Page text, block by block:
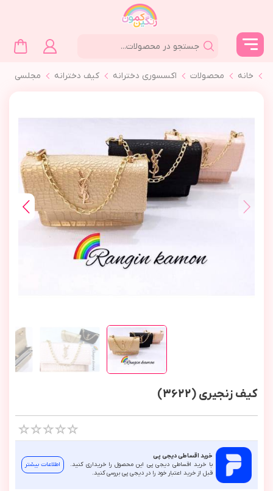
خانه محصولات اکسسوری دخترانه کیف دخترانه مجلسي
کیف زنجیری (3622)
خرید اقساطی دیجی پی
با خرید اقساطی دیجی پی این محصول را خریداری کنید.
قبل از خرید اعتبار خود را در دیجی پی بررسی کنید.
اطلاعات بیشتر